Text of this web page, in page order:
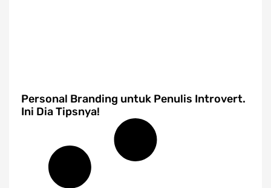
Personal Branding untuk Penulis Introvert.
Ini Dia Tipsnya!